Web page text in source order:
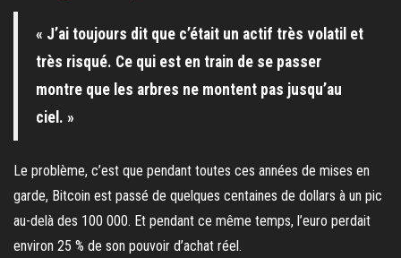
« J’ai toujours dit que c’était un actif très volatil et
très risqué. Ce qui est en train de se passer
montre que les arbres ne montent pas jusqu’au
ciel. »
Le problème, c’est que pendant toutes ces années de mises en
garde, Bitcoin est passé de quelques centaines de dollars à un pic
au-delà des 100 000. Et pendant ce même temps, l’euro perdait
environ 25 % de son pouvoir d’achat réel.